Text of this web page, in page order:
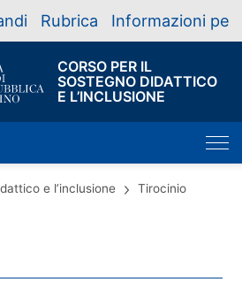
Rubrica Informazioni per
CORSO PER IL
SOSTEGNO DIDATTICO
E L’INCLUSIONE
e l’inclusione Tirocinio